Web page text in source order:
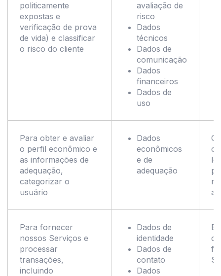
politicamente
expostas e
verificação de prova
de vida) e classificar
o risco do cliente
avaliação de
risco
Dados
técnicos
Dados de
comunicação
Dados
financeiros
Dados de
uso
Para obter e avaliar
o perfil econômico e
as informações de
adequação,
categorizar o
usuário
Dados
econômicos
e de
adequação
Para fornecer
nossos Serviços e
processar
transações,
incluindo
Dados de
identidade
Dados de
contato
Dados